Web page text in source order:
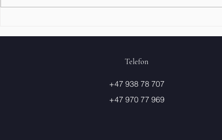
Telefon
+47 938 78 707
+47 970 77 969